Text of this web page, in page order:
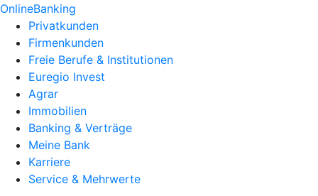
OnlineBanking
Privatkunden
Firmenkunden
Freie Berufe & Institutionen
Euregio Invest
Agrar
Immobilien
Banking & Verträge
Meine Bank
Karriere
Service & Mehrwerte